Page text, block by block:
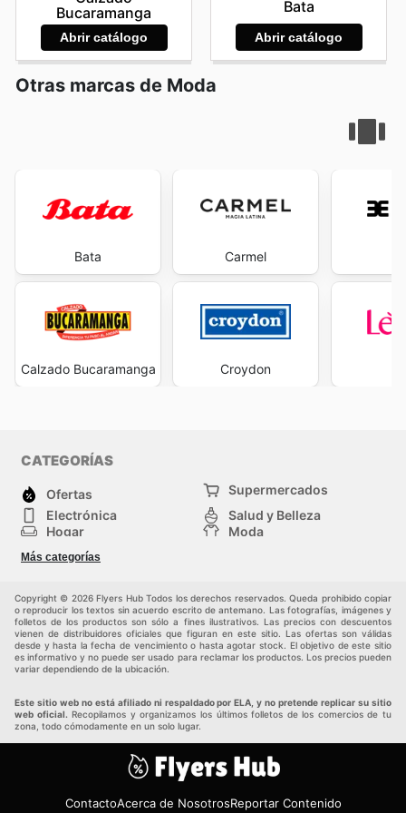
Bucaramanga
Abrir catálogo
Bata
Abrir catálogo
Otras marcas de Moda
Bata
Calzado Bucaramanga
Carmel
Croydon
CATEGORÍAS
Ofertas
Supermercados
Electrónica
Salud y Belleza
Hogar
Moda
Herramientas y jardinería
Infancia
Más categorías
Copyright © 2026 Flyers Hub Todos los derechos reservados. Queda prohibido copiar
o reproducir los textos sin acuerdo escrito de antemano. Las fotografías, imágenes y
folletos de los productos son sólo a fines ilustrativos. Las precios con descuentos
vienen de distribuidores oficiales que figuran en este sitio. Las ofertas son válidas
desde y hasta la fecha de vencimiento o hasta agotar stock. El objetivo de este sitio
es informativo y no puede ser usado para reclamar los productos. Los precios pueden
variar dependiendo de la ubicación.
Este sitio web no está afiliado ni respaldado por ELA, y no pretende replicar su sitio
web oficial. Recopilamos y organizamos los últimos folletos de los comercios de tu
zona, todo cómodamente en un solo lugar.
ContactoAcerca de NosotrosReportar Contenido